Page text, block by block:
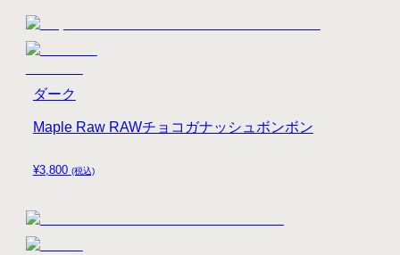
¥3,800 (税込)
Maple Raw RAWチョコガナッシュボンボン
ダーク